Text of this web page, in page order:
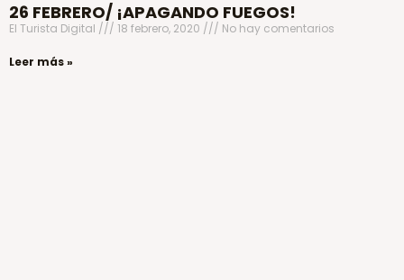
26 FEBRERO/ ¡APAGANDO FUEGOS!
El Turista Digital 18 febrero, 2020 No hay comentarios
Leer más »